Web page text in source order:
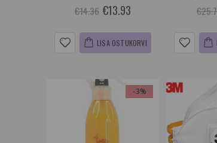
€14.36 €13.93
LISA OSTUKORVI
-3%